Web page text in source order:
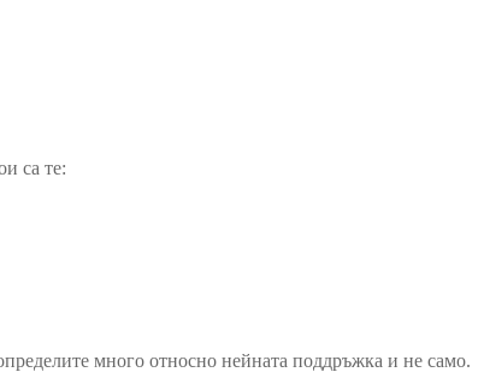
са те:
много относно нейната поддръжка и не само.